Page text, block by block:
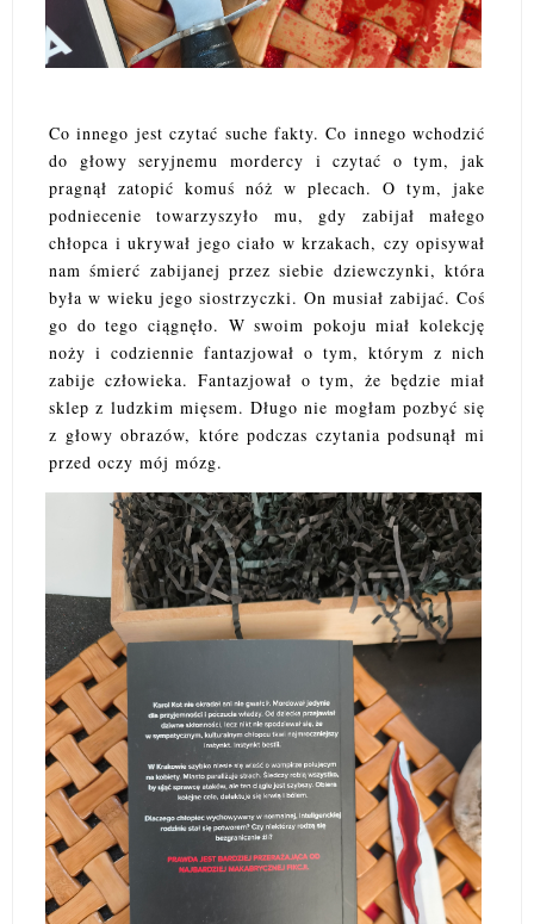
Co innego jest czytać suche fakty. Co innego wchodzić
do głowy seryjnemu mordercy i czytać o tym, jak
pragnął zatopić komuś nóż w plecach. O tym, jake
podniecenie towarzyszyło mu, gdy zabijał małego
chłopca i ukrywał jego ciało w krzakach, czy opisywał
nam śmierć zabijanej przez siebie dziewczynki, która
była w wieku jego siostrzyczki. On musiał zabijać. Coś
go do tego ciągnęło. W swoim pokoju miał kolekcję
noży i codziennie fantazjował o tym, którym z nich
zabije człowieka. Fantazjował o tym, że będzie miał
sklep z ludzkim mięsem. Długo nie mogłam pozbyć się
z głowy obrazów, które podczas czytania podsunął mi
przed oczy mój mózg.